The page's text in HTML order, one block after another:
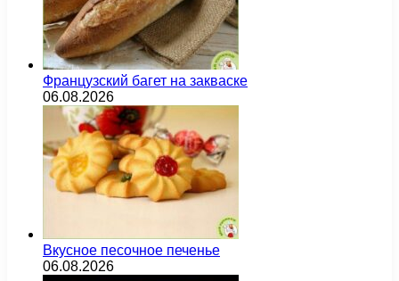
Французский багет на закваске
06.08.2026
Вкусное песочное печенье
06.08.2026